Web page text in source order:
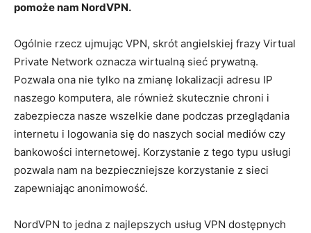
pomoże nam NordVPN.
Ogólnie rzecz ujmując VPN, skrót angielskiej frazy Virtual
Private Network oznacza wirtualną sieć prywatną.
Pozwala ona nie tylko na zmianę lokalizacji adresu IP
naszego komputera, ale również skutecznie chroni i
zabezpiecza nasze wszelkie dane podczas przeglądania
internetu i logowania się do naszych social mediów czy
bankowości internetowej. Korzystanie z tego typu usługi
pozwala nam na bezpieczniejsze korzystanie z sieci
zapewniając anonimowość.
NordVPN to jedna z najlepszych usług VPN dostępnych